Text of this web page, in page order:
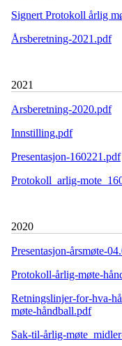
Signert Protokoll årlig
Årsberetning-2021.pdf
2021
Arsberetning-2020.pdf
Innstilling.pdf
Presentasjon-160221.pdf
Protokoll_arlig-
2020
Presentasjon-årsmøte-
Protokoll-årlig-møte-
Retningslinjer-for-hva-
møte-håndball.pdf
Sak-til-årlig-